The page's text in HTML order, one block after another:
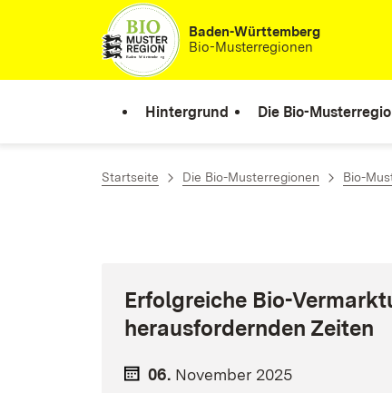
Zum Inhalt springenBaden-Württemberg
Bio-Musterregionen
Hintergrund Die Bio-
Startseite Die Bio-Musterregionen Bio-
Erfolgreiche Bio-
herausfordernden Zeiten
06. November 2025